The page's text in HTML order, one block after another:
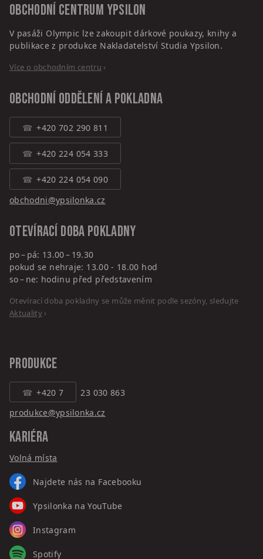
Obchodní centrum Ypsilon
V pasáži Olympic lze zakoupit dárkové poukazy, knihy a
publikace z produkce Nakladatelství Studia Ypsilon.
Více o obchodním centru ›
Obchodní oddělení a pokladna
+420 702 290 811
+420 224 054 333
+420 224 054 090
obchodni@ypsilonka.cz
Otevírací doba pokladny
po – pá: 13.00 – 19.30
pokud se nehraje: 13.00 - 18.00 hod
so – ne: hodinu před představením
Otevírací doba pokladny se může měnit podle sezóny, sledujte
Aktuality›
PRODUKCE
+420 7
23 030 863
produkce@ypsilonka.cz
KARIÉRA
Volná místa
Najdete nás na Facebooku
Ypsilonka na YouTube
Instagram
Spotify